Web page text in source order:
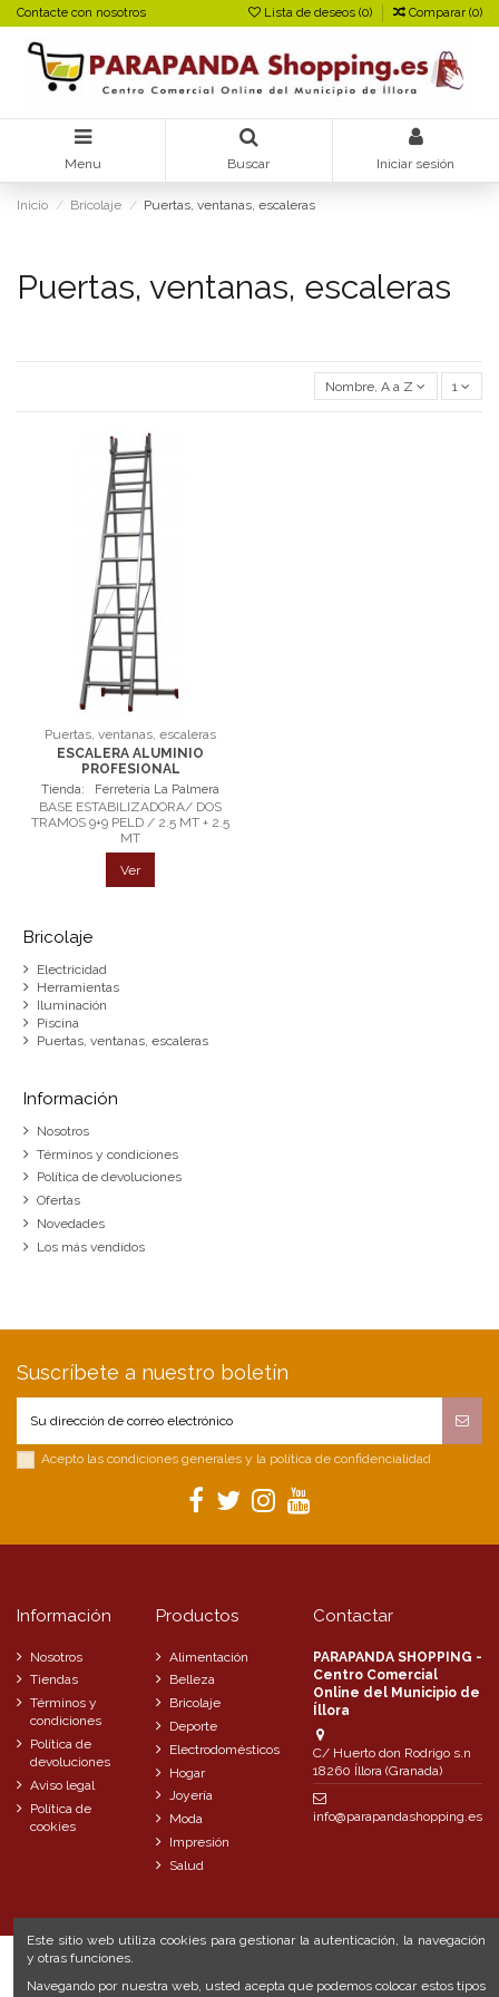
Contacte con nosotros Lista de deseos (0) Comparar (0)
Menu Buscar Iniciar sesión
Inicio Bricolaje Puertas, ventanas, escaleras
Puertas, ventanas, escaleras
Nombre, A a Z 1
Puertas, ventanas, escaleras
ESCALERA ALUMINIO
PROFESIONAL
Tienda: Ferretería La Palmera
BASE ESTABILIZADORA/ DOS
TRAMOS 9+9 PELD / 2.5 MT + 2.5
MT
Ver
Bricolaje
Electricidad
Herramientas
Iluminación
Piscina
Puertas, ventanas, escaleras
Información
Nosotros
Términos y condiciones
Política de devoluciones
Ofertas
Novedades
Los más vendidos
Suscríbete a nuestro boletín
Acepto las condiciones generales y la política de confidencialidad
Información
Nosotros
Tiendas
Términos y
condiciones
Política de
devoluciones
Aviso legal
Política de
cookies
Productos
Alimentación
Belleza
Bricolaje
Deporte
Electrodomésticos
Hogar
Joyería
Moda
Impresión
Salud
Contactar
PARAPANDA SHOPPING -
Centro Comercial
Online del Municipio de
Íllora
C/ Huerto don Rodrigo s.n
18260 Íllora (Granada)
info@parapandashopping.es
Este sitio web utiliza cookies para gestionar la autenticación, la navegación
y otras funciones.
Navegando por nuestra web, usted acepta que podemos colocar estos tipos